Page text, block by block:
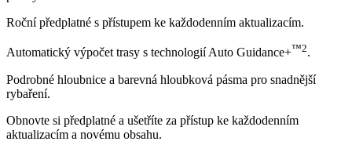
Roční předplatné s přístupem ke každodenním aktualizacím.
Automatický výpočet trasy s technologií Auto Guidance+™2.
Podrobné hloubnice a barevná hloubková pásma pro snadnější
rybaření.
Obnovte si předplatné a ušetříte za přístup ke každodenním
aktualizacím a novému obsahu.